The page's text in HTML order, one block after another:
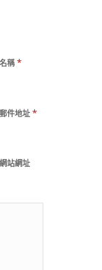
稱 *
件地址 *
站網址